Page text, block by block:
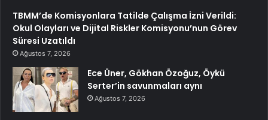
TBMM’de Komisyonlara Tatilde Çalışma İzni Verildi:
Okul Olayları ve Dijital Riskler Komisyonu’nun Görev
Süresi Uzatıldı
Ağustos 7, 2026
Ece Üner, Gökhan Özoğuz, Öykü
Serter’in savunmaları aynı
Ağustos 7, 2026